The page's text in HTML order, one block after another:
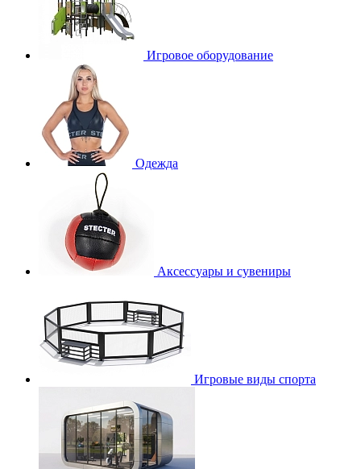
Игровое оборудование
Одежда
Аксессуары и сувениры
Игровые виды спорта